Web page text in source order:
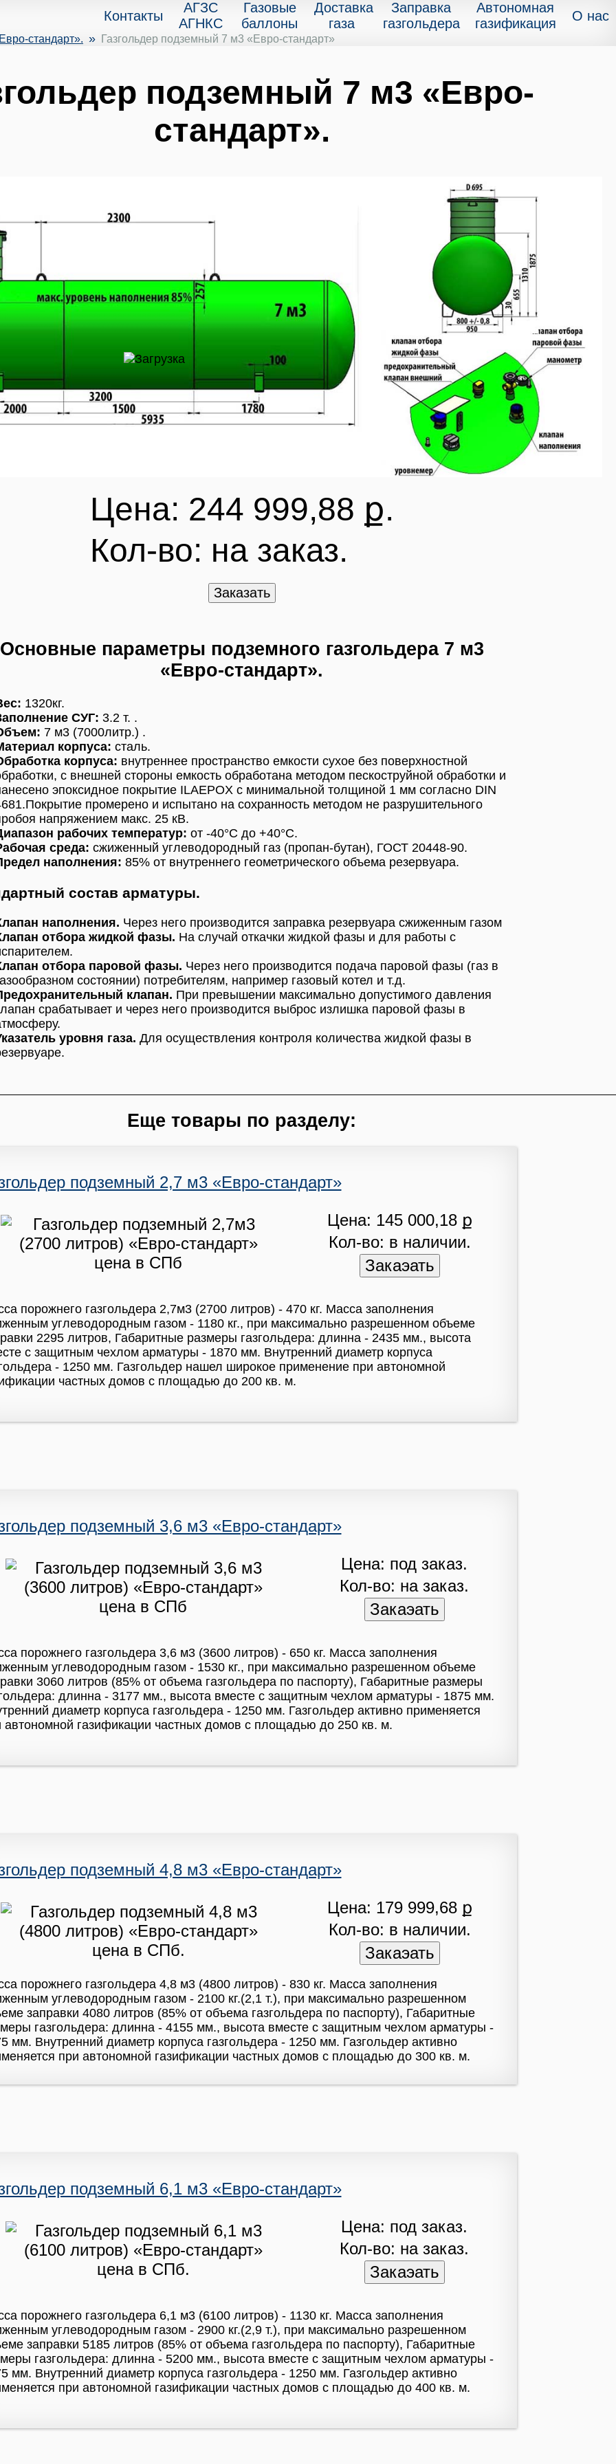
Контакты
АГЗС
АГНКС
Газовые
баллоны
Доставка
газа
Заправка
газгольдера
Автономная
газификация
О нас
стандарт». » Газгольдер подземный 7 м3 «Евро-стандарт»
подземный 7 м3 «Евро-
стандарт».
Цена: 244 999,88 ք.
Кол-во: на заказ.
Основные параметры подземного газгольдера 7 м3
«Евро-стандарт».
1320кг.
СУГ: 3.2 т. .
7 м3 (7000литр.) .
корпуса: сталь.
корпуса: внутреннее пространство емкости сухое без поверхностной
с внешней стороны емкость обработана методом пескоструйной обработки и
эпоксидное покрытие ILAEPOX с минимальной толщиной 1 мм согласно DIN
промерено и испытано на сохранность методом не разрушительного
напряжением макс. 25 кВ.
рабочих температур: от -40°C до +40°C.
среда: сжиженный углеводородный газ (пропан-бутан), ГОСТ 20448-90.
наполнения: 85% от внутреннего геометрического объема резервуара.
состав арматуры.
наполнения. Через него производится заправка резервуара сжиженным газом
отбора жидкой фазы. На случай откачки жидкой фазы и для работы с
отбора паровой фазы. Через него производится подача паровой фазы (газ в
состоянии) потребителям, например газовый котел и т.д.
клапан. При превышении максимально допустимого давления
срабатывает и через него производится выброс излишка паровой фазы в
уровня газа. Для осуществления контроля количества жидкой фазы в
Еще товары по разделу:
подземный 2,7 м3 «Евро-стандарт»
Цена: 145 000,18 ք
Кол-во: в наличии.
порожнего газгольдера 2,7м3 (2700 литров) - 470 кг. Масса заполнения
углеводородным газом - 1180 кг., при максимально разрешенном объеме
2295 литров, Габаритные размеры газгольдера: длинна - 2435 мм., высота
с защитным чехлом арматуры - 1870 мм. Внутренний диаметр корпуса
- 1250 мм. Газгольдер нашел широкое применение при автономной
частных домов с площадью до 200 кв. м.
подземный 3,6 м3 «Евро-стандарт»
Цена: под заказ.
Кол-во: на заказ.
порожнего газгольдера 3,6 м3 (3600 литров) - 650 кг. Масса заполнения
углеводородным газом - 1530 кг., при максимально разрешенном объеме
3060 литров (85% от объема газгольдера по паспорту), Габаритные размеры
длинна - 3177 мм., высота вместе с защитным чехлом арматуры - 1875 мм.
диаметр корпуса газгольдера - 1250 мм. Газгольдер активно применяется
автономной газификации частных домов с площадью до 250 кв. м.
подземный 4,8 м3 «Евро-стандарт»
Цена: 179 999,68 ք
Кол-во: в наличии.
порожнего газгольдера 4,8 м3 (4800 литров) - 830 кг. Масса заполнения
углеводородным газом - 2100 кг.(2,1 т.), при максимально разрешенном
заправки 4080 литров (85% от объема газгольдера по паспорту), Габаритные
газгольдера: длинна - 4155 мм., высота вместе с защитным чехлом арматуры -
мм. Внутренний диаметр корпуса газгольдера - 1250 мм. Газгольдер активно
при автономной газификации частных домов с площадью до 300 кв. м.
подземный 6,1 м3 «Евро-стандарт»
Цена: под заказ.
Кол-во: на заказ.
порожнего газгольдера 6,1 м3 (6100 литров) - 1130 кг. Масса заполнения
углеводородным газом - 2900 кг.(2,9 т.), при максимально разрешенном
заправки 5185 литров (85% от объема газгольдера по паспорту), Габаритные
газгольдера: длинна - 5200 мм., высота вместе с защитным чехлом арматуры -
мм. Внутренний диаметр корпуса газгольдера - 1250 мм. Газгольдер активно
при автономной газификации частных домов с площадью до 400 кв. м.